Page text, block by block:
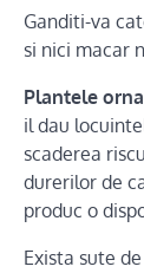
Ganditi-va
si nici macar
Plantele
il dau
scaderea
durerilor de
produc o
Exista sute